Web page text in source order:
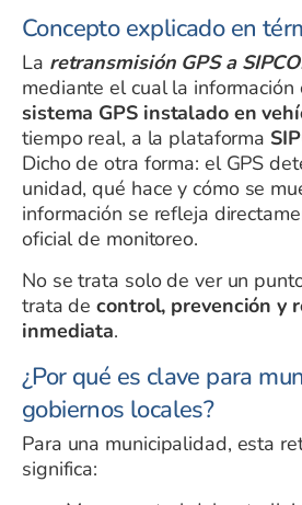
Concepto explicado en
La retransmisión GPS a
mediante el cual la información
sistema GPS instalado en
tiempo real, a la plataforma
Dicho de otra forma: el GPS
unidad, qué hace y cómo se
información se refleja
oficial de monitoreo.
No se trata solo de ver un
trata decontrol, prevención y
inmediata.
¿Por qué es clave para
gobiernos locales?
Para una municipalidad, esta
significa: